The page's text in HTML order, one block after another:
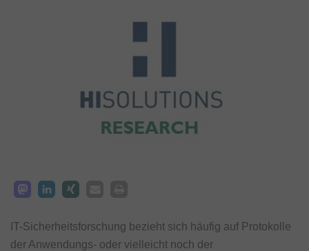
IT-Sicherheitsforschung bezieht sich häufig auf Protokolle
der Anwendungs- oder vielleicht noch der